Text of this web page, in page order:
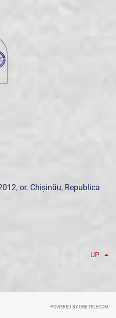
or. Chișinău, Republica
UP
POWERED BY ONE TELECOM